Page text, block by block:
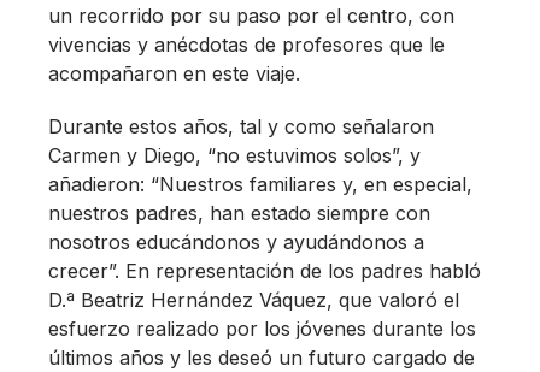
un recorrido por su paso por el centro, con
vivencias y anécdotas de profesores que le
acompañaron en este viaje.
Durante estos años, tal y como señalaron
Carmen y Diego, “no estuvimos solos”, y
añadieron: “Nuestros familiares y, en especial,
nuestros padres, han estado siempre con
nosotros educándonos y ayudándonos a
crecer”. En representación de los padres habló
D.ª Beatriz Hernández Váquez, que valoró el
esfuerzo realizado por los jóvenes durante los
últimos años y les deseó un futuro cargado de